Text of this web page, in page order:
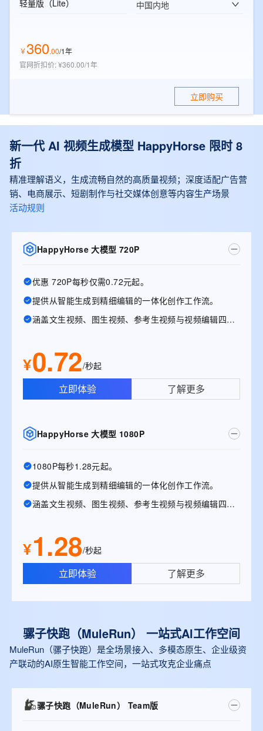
轻量版（Lite） 中国内地
￥360.00/1年
官网折扣价:¥360.00/1年
立即购买
新一代 AI 视频生成模型 HappyHorse 限时 8
折
精准理解语义，生成流畅自然的高质量视频；深度适配广告营
销、电商展示、短剧制作与社交媒体创意等内容生产场景
活动规则
HappyHorse 大模型 720P
优惠 720P每秒仅需0.72元起。
提供从智能生成到精细编辑的一体化创作工作流。
涵盖文生视频、图生视频、参考生视频与视频编辑四大能力
¥0.72/秒起
立即体验 了解更多
HappyHorse 大模型 1080P
1080P每秒1.28元起。
提供从智能生成到精细编辑的一体化创作工作流。
涵盖文生视频、图生视频、参考生视频与视频编辑四大能力。
¥1.28/秒起
立即体验 了解更多
骡子快跑（MuleRun） 一站式Al工作空间
MuleRun（骡子快跑）是全场景接入、多模态原生、企业级资
产联动的AI原生智能工作空间，一站式攻克企业痛点
骡子快跑（MuleRun） Team版